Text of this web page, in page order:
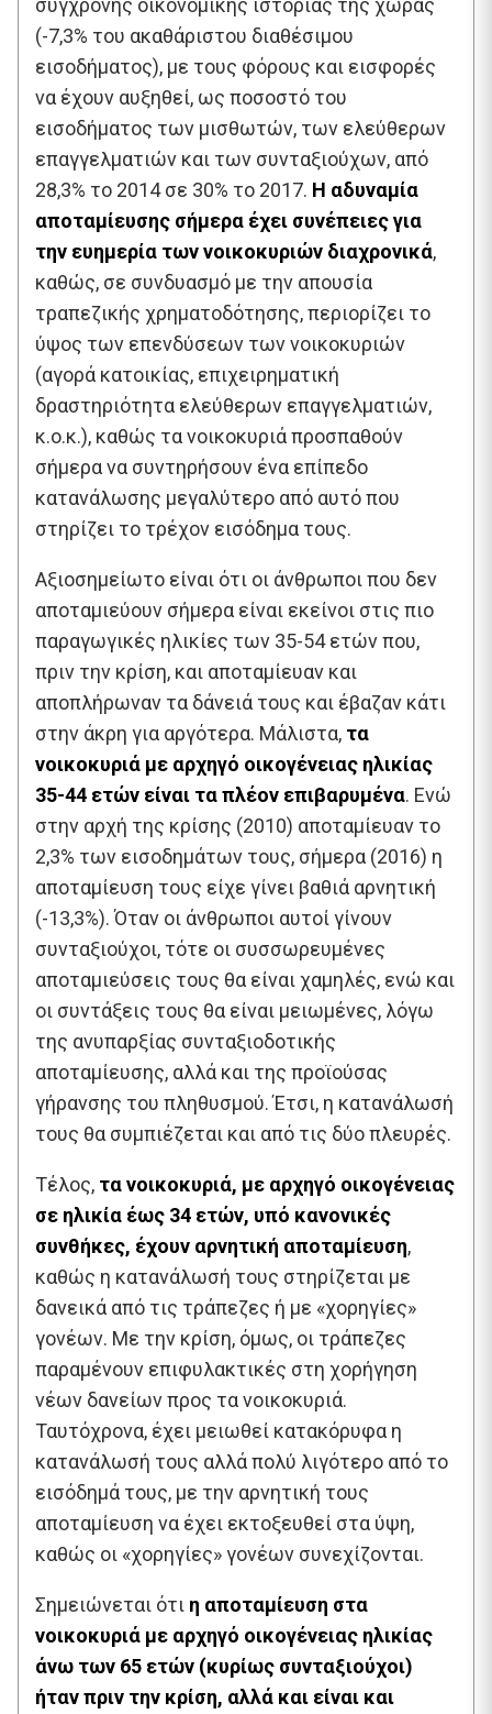
σύγχρονης οικονομικής ιστορίας της χώρας
(-7,3% του ακαθάριστου διαθέσιμου
εισοδήματος), με τους φόρους και εισφορές
να έχουν αυξηθεί, ως ποσοστό του
εισοδήματος των μισθωτών, των ελεύθερων
επαγγελματιών και των συνταξιούχων, από
28,3% το 2014 σε 30% το 2017. Η αδυναμία
αποταμίευσης σήμερα έχει συνέπειες για
την ευημερία των νοικοκυριών διαχρονικά,
καθώς, σε συνδυασμό με την απουσία
τραπεζικής χρηματοδότησης, περιορίζει το
ύψος των επενδύσεων των νοικοκυριών
(αγορά κατοικίας, επιχειρηματική
δραστηριότητα ελεύθερων επαγγελματιών,
κ.ο.κ.), καθώς τα νοικοκυριά προσπαθούν
σήμερα να συντηρήσουν ένα επίπεδο
κατανάλωσης μεγαλύτερο από αυτό που
στηρίζει το τρέχον εισόδημα τους.
Αξιοσημείωτο είναι ότι οι άνθρωποι που δεν
αποταμιεύουν σήμερα είναι εκείνοι στις πιο
παραγωγικές ηλικίες των 35-54 ετών που,
πριν την κρίση, και αποταμίευαν και
αποπλήρωναν τα δάνειά τους και έβαζαν κάτι
στην άκρη για αργότερα. Μάλιστα, τα
νοικοκυριά με αρχηγό οικογένειας ηλικίας
35-44 ετών είναι τα πλέον επιβαρυμένα. Ενώ
στην αρχή της κρίσης (2010) αποταμίευαν το
2,3% των εισοδημάτων τους, σήμερα (2016) η
αποταμίευση τους είχε γίνει βαθιά αρνητική
(-13,3%). Όταν οι άνθρωποι αυτοί γίνουν
συνταξιούχοι, τότε οι συσσωρευμένες
αποταμιεύσεις τους θα είναι χαμηλές, ενώ και
οι συντάξεις τους θα είναι μειωμένες, λόγω
της ανυπαρξίας συνταξιοδοτικής
αποταμίευσης, αλλά και της προϊούσας
γήρανσης του πληθυσμού. Έτσι, η κατανάλωσή
τους θα συμπιέζεται και από τις δύο πλευρές.
Τέλος, τα νοικοκυριά, με αρχηγό οικογένειας
σε ηλικία έως 34 ετών, υπό κανονικές
συνθήκες, έχουν αρνητική αποταμίευση,
καθώς η κατανάλωσή τους στηρίζεται με
δανεικά από τις τράπεζες ή με «χορηγίες»
γονέων. Με την κρίση, όμως, οι τράπεζες
παραμένουν επιφυλακτικές στη χορήγηση
νέων δανείων προς τα νοικοκυριά.
Ταυτόχρονα, έχει μειωθεί κατακόρυφα η
κατανάλωσή τους αλλά πολύ λιγότερο από το
εισόδημά τους, με την αρνητική τους
αποταμίευση να έχει εκτοξευθεί στα ύψη,
καθώς οι «χορηγίες» γονέων συνεχίζονται.
Σημειώνεται ότι η αποταμίευση στα
νοικοκυριά με αρχηγό οικογένειας ηλικίας
άνω των 65 ετών (κυρίως συνταξιούχοι)
ήταν πριν την κρίση, αλλά και είναι και